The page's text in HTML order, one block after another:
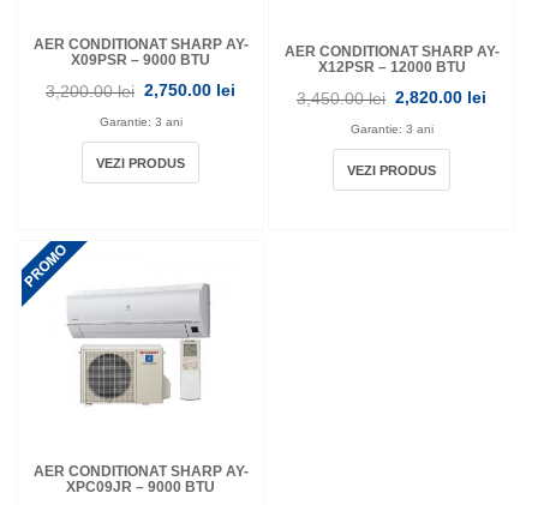
AER CONDITIONAT SHARP AY-
X09PSR – 9000 BTU
3,200.00 lei 2,750.00 lei
Garantie: 3 ani
VEZI PRODUS
AER CONDITIONAT SHARP AY-
X12PSR – 12000 BTU
3,450.00 lei 2,820.00 lei
Garantie: 3 ani
VEZI PRODUS
AER CONDITIONAT SHARP AY-
XPC09JR – 9000 BTU